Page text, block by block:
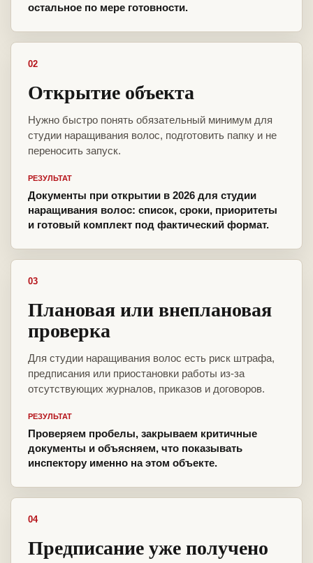
остальное по мере готовности.
02
Открытие объекта
Нужно быстро понять обязательный минимум для
студии наращивания волос, подготовить папку и не
переносить запуск.
РЕЗУЛЬТАТ
Документы при открытии в 2026 для студии
наращивания волос: список, сроки, приоритеты
и готовый комплект под фактический формат.
03
Плановая или внеплановая
проверка
Для студии наращивания волос есть риск штрафа,
предписания или приостановки работы из-за
отсутствующих журналов, приказов и договоров.
РЕЗУЛЬТАТ
Проверяем пробелы, закрываем критичные
документы и объясняем, что показывать
инспектору именно на этом объекте.
04
Предписание уже получено